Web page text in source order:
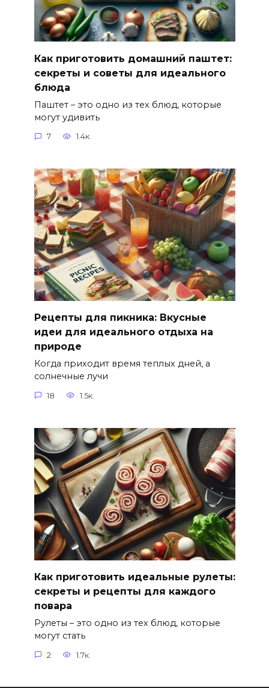
Как приготовить домашний паштет:
секреты и советы для идеального
блюда
Паштет – это одно из тех блюд, которые
могут удивить
7 1.4к.
Рецепты для пикника: Вкусные
идеи для идеального отдыха на
природе
Когда приходит время теплых дней, а
солнечные лучи
18 1.5к.
Как приготовить идеальные рулеты:
секреты и рецепты для каждого
повара
Рулеты – это одно из тех блюд, которые
могут стать
2 1.7к.